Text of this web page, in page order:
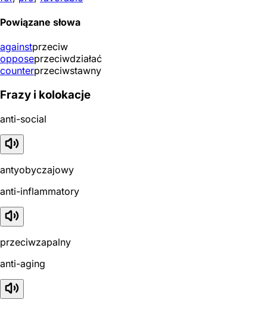
Powiązane słowa
againstprzeciw
opposeprzeciwdziałać
counterprzeciwstawny
Frazy i kolokacje
anti-social
antyobyczajowy
anti-inflammatory
przeciwzapalny
anti-aging